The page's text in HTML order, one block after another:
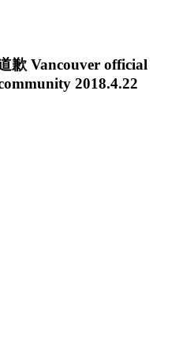
歉 Vancouver official
2018.4.22